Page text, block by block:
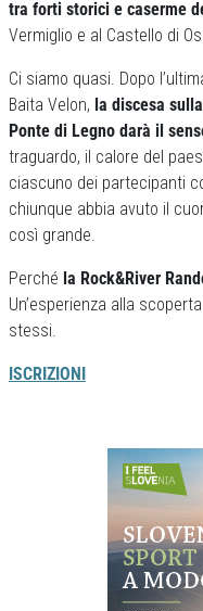
tra forti storici e caserme
Vermiglio e al Castello di
Ci siamo quasi. Dopo
Baita Velon, la discesa
Ponte di Legno darà il
traguardo, il calore del
ciascuno dei partecipanti
chiunque abbia avuto il
così grande.
Perché la Rock&River
Un’esperienza alla
stessi.
ISCRIZIONI
Previous